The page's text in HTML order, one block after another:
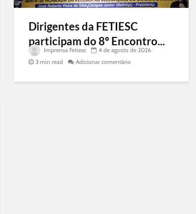
Dirigentes da FETIESC
participam do 8º Encontro...
Imprensa Fetiesc
4 de agosto de 2026
3 min read
Adicionar comentário